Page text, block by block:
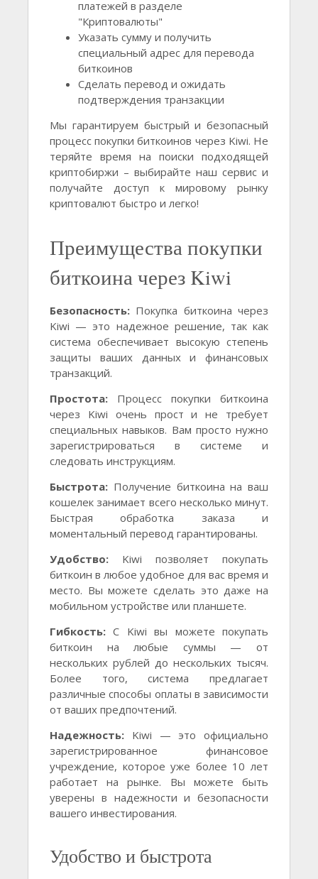
платежей в разделе
"Криптовалюты"
Указать сумму и получить
специальный адрес для перевода
биткоинов
Сделать перевод и ожидать
подтверждения транзакции
Мы гарантируем быстрый и безопасный
процесс покупки биткоинов через Kiwi. Не
теряйте время на поиски подходящей
криптобиржи – выбирайте наш сервис и
получайте доступ к мировому рынку
криптовалют быстро и легко!
Преимущества покупки
биткоина через Kiwi
Безопасность: Покупка биткоина через
Kiwi — это надежное решение, так как
система обеспечивает высокую степень
защиты ваших данных и финансовых
транзакций.
Простота: Процесс покупки биткоина
через Kiwi очень прост и не требует
специальных навыков. Вам просто нужно
зарегистрироваться в системе и
следовать инструкциям.
Быстрота: Получение биткоина на ваш
кошелек занимает всего несколько минут.
Быстрая обработка заказа и
моментальный перевод гарантированы.
Удобство: Kiwi позволяет покупать
биткоин в любое удобное для вас время и
место. Вы можете сделать это даже на
мобильном устройстве или планшете.
Гибкость: С Kiwi вы можете покупать
биткоин на любые суммы — от
нескольких рублей до нескольких тысяч.
Более того, система предлагает
различные способы оплаты в зависимости
от ваших предпочтений.
Надежность: Kiwi — это официально
зарегистрированное финансовое
учреждение, которое уже более 10 лет
работает на рынке. Вы можете быть
уверены в надежности и безопасности
вашего инвестирования.
Удобство и быстрота